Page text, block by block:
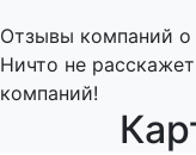
Отзывы компаний о
Ничто не
компаний!